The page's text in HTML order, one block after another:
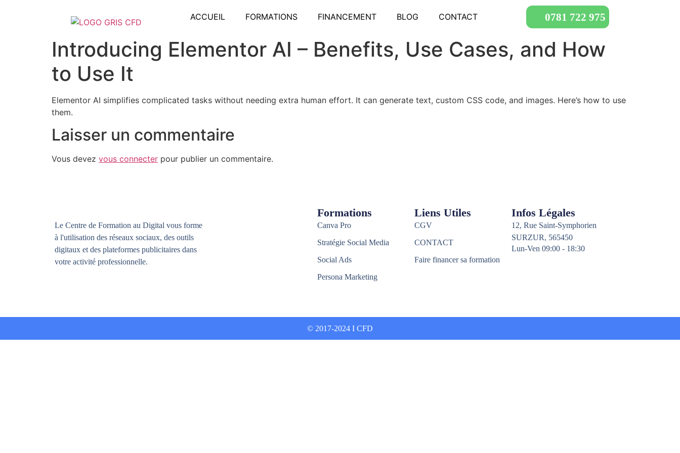
ACCUEIL FORMATIONS FINANCEMENT BLOG CONTACT 0781 722 975
Introducing Elementor AI – Benefits, Use Cases, and How
to Use It
Elementor AI simplifies complicated tasks without needing extra human effort. It can generate text, custom CSS code, and images. Here’s how to use
them.
Laisser un commentaire
Vous devez vous connecter pour publier un commentaire.
Le Centre de Formation au Digital vous forme
à l'utilisation des réseaux sociaux, des outils
digitaux et des plateformes publicitaires dans
votre activité professionnelle.
Formations
Canva Pro
Stratégie Social Media
Social Ads
Persona Marketing
Liens Utiles
CGV
CONTACT
Faire financer sa formation
Infos Légales
12, Rue Saint-Symphorien
SURZUR, 565450
Lun-Ven 09:00 - 18:30
© 2017-2024 I CFD